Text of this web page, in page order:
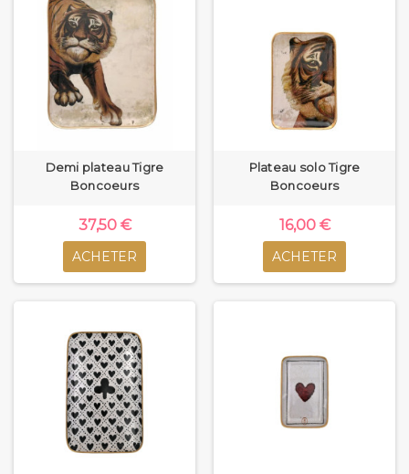
Demi plateau Tigre
Boncoeurs
37,50 €
ACHETER
Plateau solo Tigre
Boncoeurs
16,00 €
ACHETER